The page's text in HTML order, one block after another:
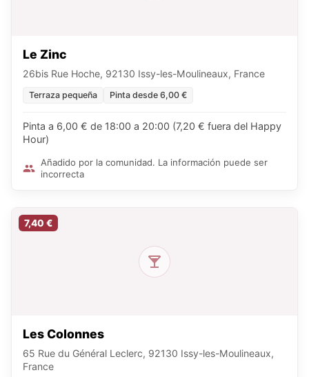
Le Zinc
26bis Rue Hoche, 92130 Issy-les-Moulineaux, France
Terraza pequeña Pinta desde 6,00 €
Pinta a 6,00 € de 18:00 a 20:00 (7,20 € fuera del Happy
Hour)
Añadido por la comunidad. La información puede ser
incorrecta
7,40 €
Les Colonnes
65 Rue du Général Leclerc, 92130 Issy-les-Moulineaux,
France